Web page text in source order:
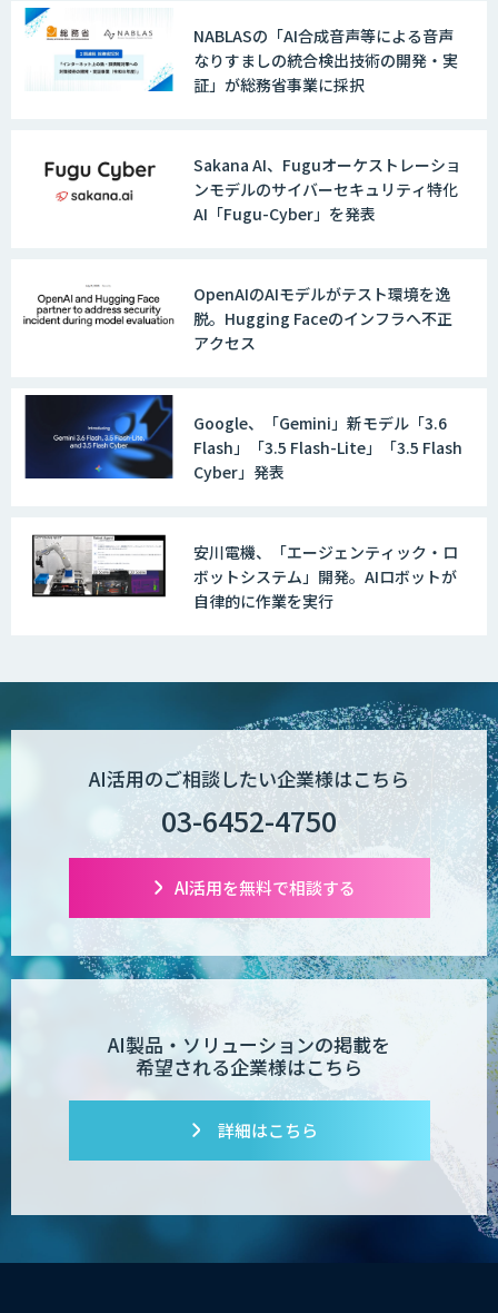
NABLASの「AI合成音声等による音声
なりすましの統合検出技術の開発・実
証」が総務省事業に採択
Sakana AI、Fuguオーケストレーショ
ンモデルのサイバーセキュリティ特化
AI「Fugu-Cyber」を発表
OpenAIのAIモデルがテスト環境を逸
脱。Hugging Faceのインフラへ不正
アクセス
Google、「Gemini」新モデル「3.6
Flash」「3.5 Flash-Lite」「3.5 Flash
Cyber」発表
安川電機、「エージェンティック・ロ
ボットシステム」開発。AIロボットが
自律的に作業を実行
AI活用のご相談したい企業様はこちら
03-6452-4750
AI活用を無料で相談する
AI製品・ソリューションの掲載を
希望される企業様はこちら
詳細はこちら